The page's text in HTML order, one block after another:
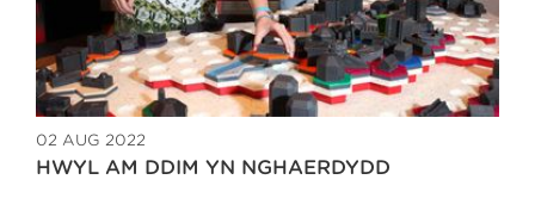
02 AUG 2022
HWYL AM DDIM YN NGHAERDYDD